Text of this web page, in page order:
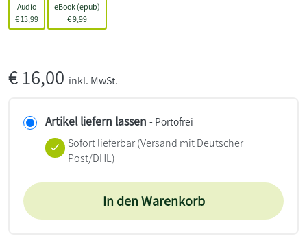
Audio
€ 13,99
eBook (epub)
€9,99
€16,00 inkl. MwSt.
Artikel liefern lassen - Portofrei
Sofort lieferbar(Versand mit Deutscher
Post/DHL)
In den Warenkorb